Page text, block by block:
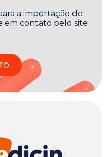
a importação de
em contato pelo site